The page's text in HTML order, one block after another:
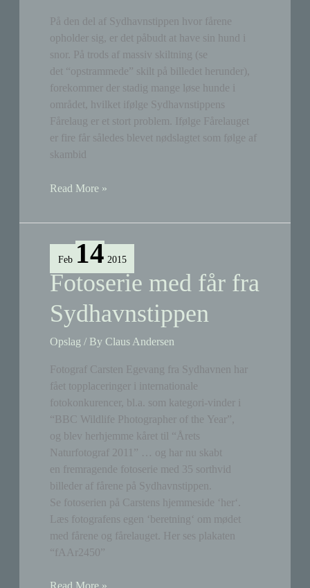
På den del af Sydhavnstippen hvor fårene
opholder sig, er det påbudt at have sin hund i
snor. På trods af massiv skiltning (se
det “opstrammede” skilt på billedet herunder),
forekommer der stadig mange løse hunde i
området, hvilket ifølge Sydhavnstippens
Fårelaug er et stort problem. Ifølge Fårelauget
er fire får således blevet nødslagtet som følge af
skambid
Løse
i
Fire
får
blev
skambidt
og
måtte
Read More »
Feb 14 2015
Fotoserie med får fra
Sydhavnstippen
Opslag / ByClaus Andersen
Fotograf Carsten Egevang fra Sydhavnen har
fået topplaceringer i internationale
fotokonkurencer, bl.a. som kategori-vinder i
“BBC Wildlife Photographer of the Year”,
og blev herhjemme kåret til “Årets
Naturfotograf 2011” … og har nu skabt
en fremragende fotoserie med 35 sorthvid
billeder af fårene på Sydhavnstippen.
Se fotoserien på Carstens hjemmeside ‘her‘.
Læs fotografens egen ‘beretning‘ om mødet
med fårene og fårelauget. Her ses plakaten
“fAAr2450”
Fotoserie